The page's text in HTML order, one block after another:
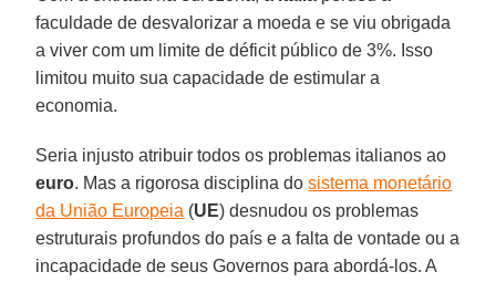
faculdade de desvalorizar a moeda e se viu obrigada
a viver com um limite de déficit público de 3%. Isso
limitou muito sua capacidade de estimular a
economia.
Seria injusto atribuir todos os problemas italianos ao
euro. Mas a rigorosa disciplina dosistema monetário
da União Europeia (UE) desnudou os problemas
estruturais profundos do país e a falta de vontade ou a
incapacidade de seus Governos para abordá-los. A